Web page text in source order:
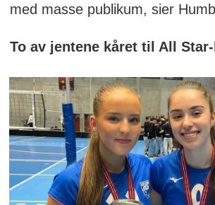
med masse publikum, sier
To av jentene kåret til All